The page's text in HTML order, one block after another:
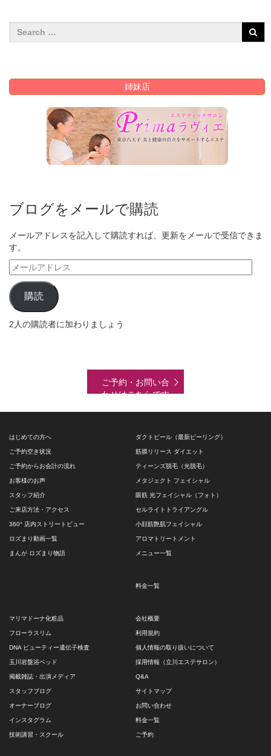
姉妹店
ブログをメールで購読
メールアドレスを記入して購読すれば、更新をメールで受信できま
す。
メ
ー
ル
ア
ド
レ
購読
2人の購読者に加わりましょう
ご予約・お問い合
わせはこちらです
はじめての方へ
ご予約空き状況
ご予約からお会計の流れ
お客様のお声
スタッフ紹介
ご来店方法・アクセス
360° 店内ストリートビュー
ロズまり動画一覧
まんが ロズまり物語
ダクトピール（最新ピーリング）
筋膜リリース ダイエット
ティーンズ脱毛（光脱毛）
メタジェクト フェイシャル
眼筋 光フェイシャル（フォト）
セルライトトライアングル
小顔筋艶肌フェイシャル
アロマトリートメント
メニュー一覧
料金一覧
マリマドーナ化粧品
フローラスリム
DNA ビューティー遺伝子検査
玉川岩盤浴ベッド
掲載雑誌・出演メディア
スタッフブログ
オーナーブログ
インスタグラム
技術講習・スクール
会社概要
利用規約
個人情報の取り扱いについて
採用情報（立川エステサロン）
Q&A
サイトマップ
お問い合わせ
料金一覧
ご予約